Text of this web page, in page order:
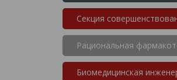
Секция
Рациональная
Биомедицинская